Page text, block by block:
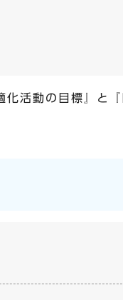
活動の目標』と『